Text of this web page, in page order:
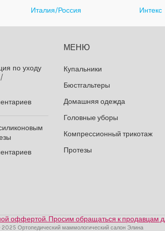
Италия/Россия Интекс
по уходу
МЕНЮ
Купальники
Бюстгальтеры
Домашняя одежда
Головные уборы
Компрессионный трикотаж
Протезы
оффертой. Просим обращаться к продавцам
Ортопедический маммологический салон Элина